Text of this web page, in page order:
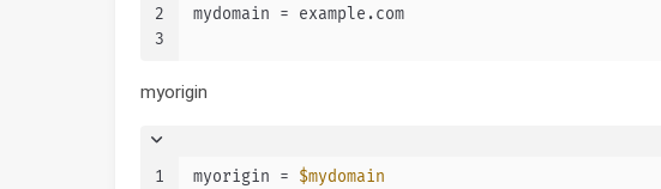
2
3
mydomain = example.com
myorigin
1 myorigin = $mydomain